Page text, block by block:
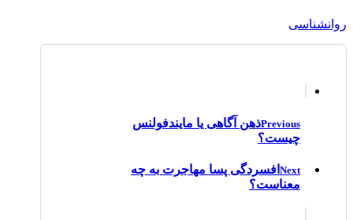
روانشناسی
Previousذهن آگاهی یا مایندفولنس
چیست؟
Next افسردگی پسا مهاجرت به چه
معناست؟